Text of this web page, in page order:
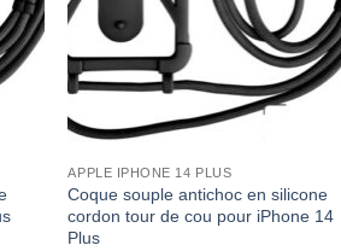
APPLE IPHONE 14 PLUS
Coque souple antichoc en silicone
cordon tour de cou pour iPhone 14
Plus